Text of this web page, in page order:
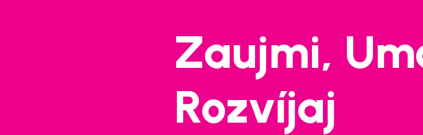
Zaujmi,
Rozvíjaj